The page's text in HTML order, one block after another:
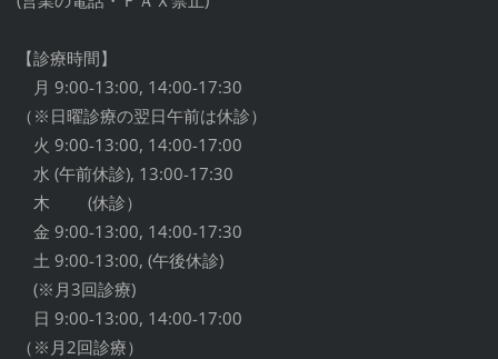
【診療時間】
月 9:00-13:00, 14:00-17:30
（※日曜診療の翌日午前は休診）
火 9:00-13:00, 14:00-17:00
水 (午前休診), 13:00-17:30
木 (休診）
金 9:00-13:00, 14:00-17:30
土 9:00-13:00, (午後休診)
(※月3回診療)
日 9:00-13:00, 14:00-17:00
（※月2回診療）